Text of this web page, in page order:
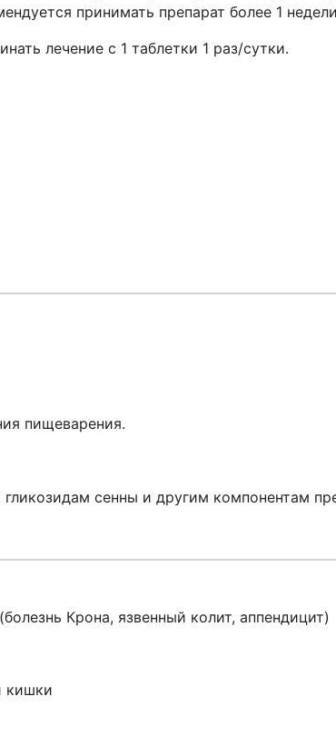
принимать препарат более 1
лечение с 1 таблетки 1 раз/сутки.
пищеварения.
сенны и другим компонентам
Крона, язвенный колит, аппендицит)
кишки